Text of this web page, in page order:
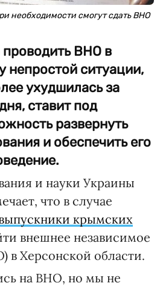
необходимости смогут сдать ВНО
проводить ВНО в
непростой ситуации,
ухудшилась за
ставит под
развернуть
и обеспечить его
и науки Украины
что в случае
крымских
внешнее независимое
в Херсонской области.
на ВНО, но мы не